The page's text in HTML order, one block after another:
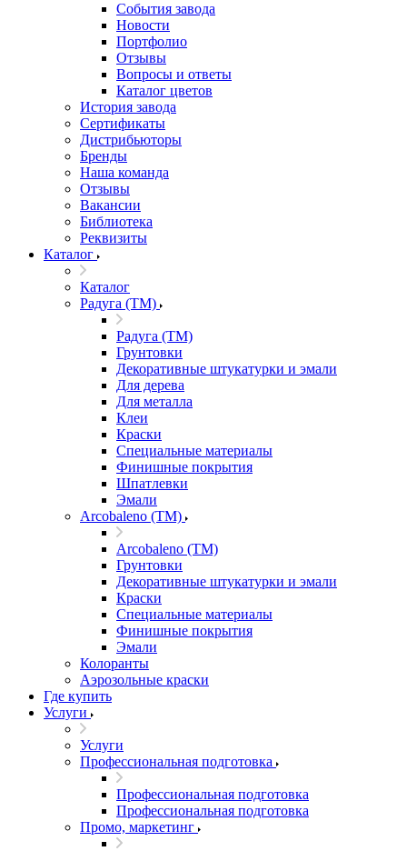
События завода
Новости
Портфолио
Отзывы
Вопросы и ответы
Каталог цветов
История завода
Сертификаты
Дистрибьюторы
Бренды
Наша команда
Отзывы
Вакансии
Библиотека
Реквизиты
Каталог
Каталог
Радуга (ТМ)
Радуга (ТМ)
Грунтовки
Декоративные штукатурки и эмали
Для дерева
Для металла
Клеи
Краски
Специальные материалы
Финишные покрытия
Шпатлевки
Эмали
Arcobaleno (ТМ)
Arcobaleno (ТМ)
Грунтовки
Декоративные штукатурки и эмали
Краски
Специальные материалы
Финишные покрытия
Эмали
Колоранты
Аэрозольные краски
Где купить
Услуги
Услуги
Профессиональная подготовка
Профессиональная подготовка
Профессиональная подготовка
Промо, маркетинг